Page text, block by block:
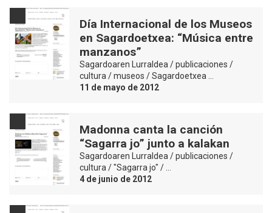
Día Internacional de los Museos
en Sagardoetxea: “Música entre
manzanos”
Sagardoaren Lurraldea / publicaciones /
cultura / museos / Sagardoetxea …
11 de mayo de 2012
Madonna canta la canción
“Sagarra jo” junto a kalakan
Sagardoaren Lurraldea / publicaciones /
cultura / "Sagarra jo" / …
4 de junio de 2012